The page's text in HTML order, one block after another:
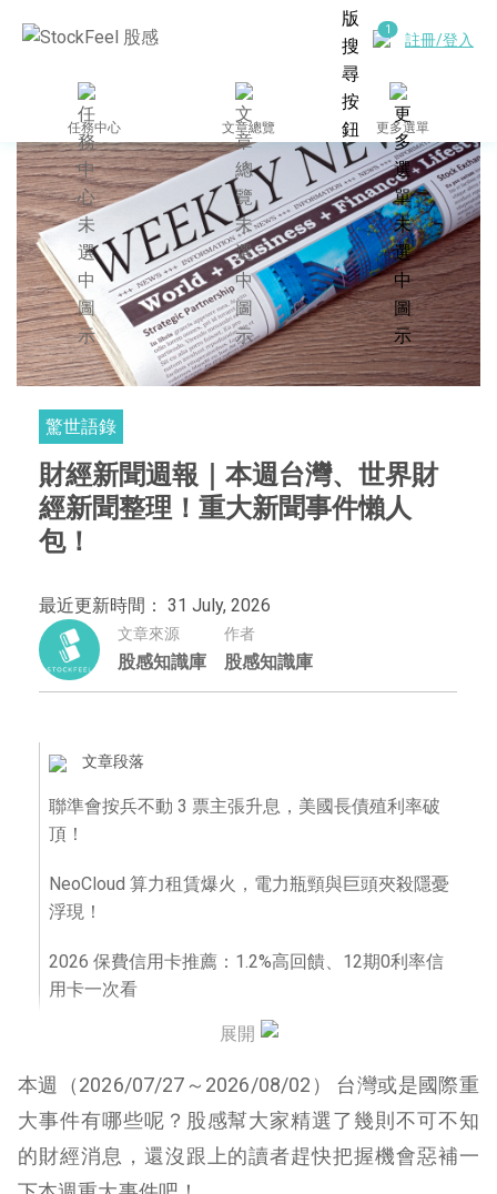
註冊/登入
任務中心 文章總覽 更多選單
驚世語錄
財經新聞週報｜本週台灣、世界財
經新聞整理！重大新聞事件懶人
包！
最近更新時間： 31 July, 2026
文章來源
股感知識庫
作者
股感知識庫
文章段落
聯準會按兵不動 3 票主張升息，美國長債殖利率破
頂！
NeoCloud 算力租賃爆火，電力瓶頸與巨頭夾殺隱憂
浮現！
2026 保費信用卡推薦：1.2%高回饋、12期0利率信
用卡一次看
2026 城鎮韌性演習下周登場！行動網路受阻首次登
編輯精選
展開
本週（2026/07/27～2026/08/02） 台灣或是國際重
大事件有哪些呢？股感幫大家精選了幾則不可不知
的財經消息，還沒跟上的讀者趕快把握機會惡補一